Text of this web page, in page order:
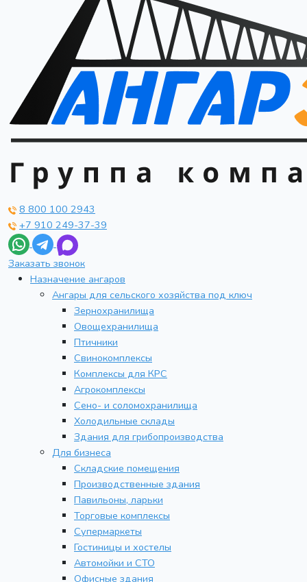
8 800 100 2943
+7 910 249-37-39
Заказать звонок
Назначение ангаров
Ангары для сельского хозяйства под ключ
Зернохранилища
Овощехранилища
Птичники
Свинокомплексы
Комплексы для КРС
Агрокомплексы
Сено- и соломохранилища
Холодильные склады
Здания для грибопроизводства
Для бизнеса
Складские помещения
Производственные здания
Павильоны, ларьки
Торговые комплексы
Супермаркеты
Гостиницы и хостелы
Автомойки и СТО
Офисные здания